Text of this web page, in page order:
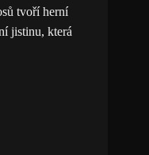
tvoří herní
jistinu, která